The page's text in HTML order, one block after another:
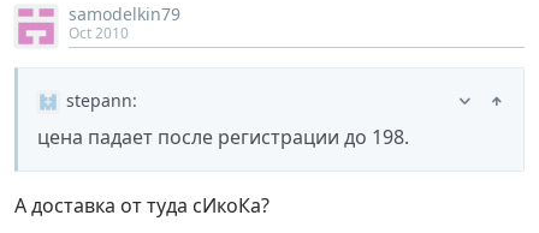
samodelkin79
Oct 2010
stepann:
цена падает после регистрации до 198.
А доставка от туда сИкоКа?